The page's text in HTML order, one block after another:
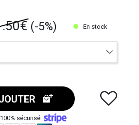
(-5%) En stock
sécurisé